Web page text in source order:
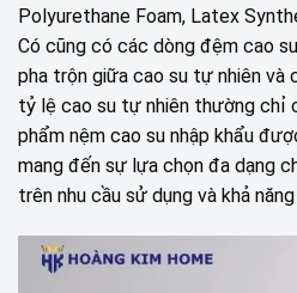
Polyurethane Foam, Latex
Có cũng có các dòng đệm cao
pha trộn giữa cao su tự nhiên và
tỷ lệ cao su tự nhiên thường chỉ
phẩm nệm cao su nhập khẩu
mang đến sự lựa chọn đa dạng
trên nhu cầu sử dụng và khả